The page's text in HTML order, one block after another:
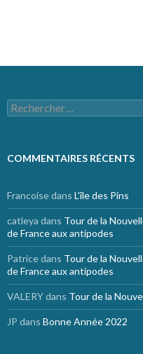
Rechercher :
COMMENTAIRES RÉCENTS
Francoisedans L’île des Pins
catleya dans Tour de la
de France aux antipodes
Patricedans Tour de la
de France aux antipodes
VALERYdans Tour de la
JP dans Bonne Année 2022